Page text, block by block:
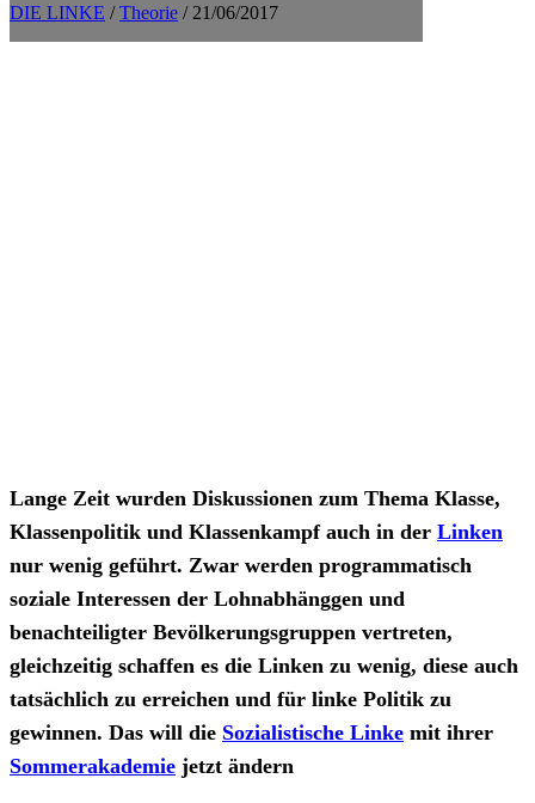
DIE LINKE /Theorie / 21/06/2017
Lange Zeit wurden Diskussionen zum Thema Klasse,
Klassenpolitik und Klassenkampf auch in der Linken
nur wenig geführt. Zwar werden programmatisch
soziale Interessen der Lohnabhänggen und
benachteiligter Bevölkerungsgruppen vertreten,
gleichzeitig schaffen es die Linken zu wenig, diese auch
tatsächlich zu erreichen und für linke Politik zu
gewinnen. Das will die Sozialistische Linke mit ihrer
Sommerakademie jetzt ändern